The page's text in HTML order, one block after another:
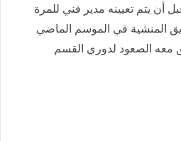
أن يتم تعيينه مدير فني للمرة
المنشية في الموسم الماضي
معه الصعود لدوري القسم